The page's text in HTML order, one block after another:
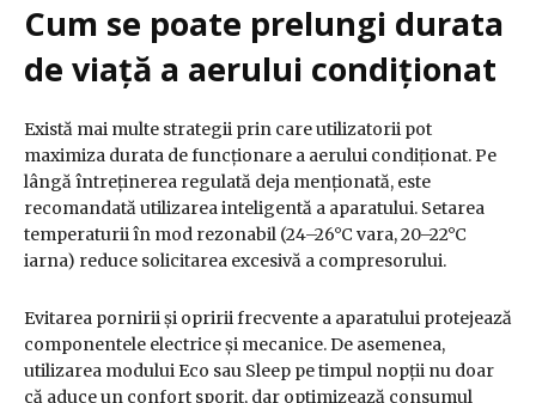
Cum se poate prelungi durata
de viață a aerului condiționat
Există mai multe strategii prin care utilizatorii pot
maximiza durata de funcționare a aerului condiționat. Pe
lângă întreținerea regulată deja menționată, este
recomandată utilizarea inteligentă a aparatului. Setarea
temperaturii în mod rezonabil (24–26°C vara, 20–22°C
iarna) reduce solicitarea excesivă a compresorului.
Evitarea pornirii și opririi frecvente a aparatului protejează
componentele electrice și mecanice. De asemenea,
utilizarea modului Eco sau Sleep pe timpul nopții nu doar
că aduce un confort sporit, dar optimizează consumul